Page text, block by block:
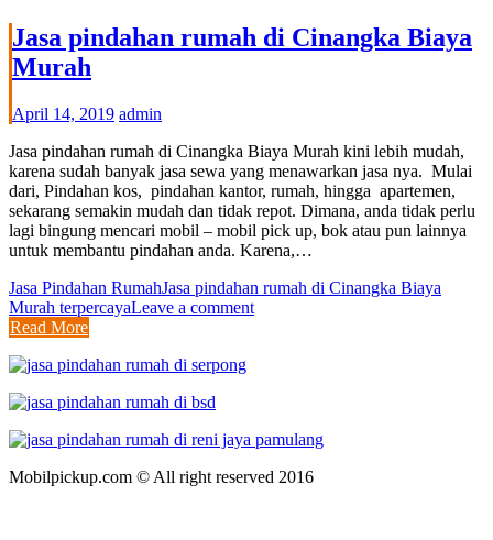
Jasa pindahan rumah di Cinangka Biaya
Murah
April 14, 2019 admin
Jasa pindahan rumah di Cinangka Biaya Murah kini lebih mudah,
karena sudah banyak jasa sewa yang menawarkan jasa nya. Mulai
dari, Pindahan kos, pindahan kantor, rumah, hingga apartemen,
sekarang semakin mudah dan tidak repot. Dimana, anda tidak perlu
lagi bingung mencari mobil – mobil pick up, bok atau pun lainnya
untuk membantu pindahan anda. Karena,…
Jasa Pindahan RumahJasa pindahan rumah di Cinangka Biaya
Murah terpercayaLeave a comment
Read More
Mobilpickup.com © All right reserved 2016